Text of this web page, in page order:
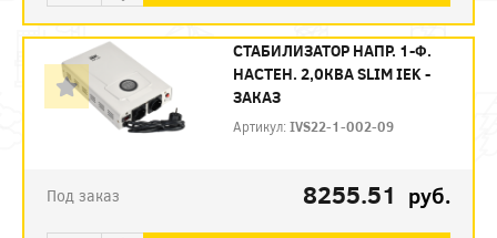
СТАБИЛИЗАТОР НАПР. 1-Ф.
НАСТЕН. 2,0КВА SLIM IEK -
ЗАКАЗ
Артикул:IVS22-1-002-09
Под заказ 8255.51 руб.